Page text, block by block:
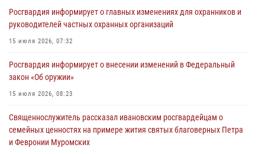
торжественных мероприятиях, посвященных празднованию Дня
Воздушно-десантных войск
02 августа 2026, 11:46
Мероприятия в рамках акции «Каникулы с Росгвардией»
продолжаются в Ивановской области
31 июля 2026, 11:08
В Ивановской области при содействии Росгвардии задержаны
подозреваемые в серии автомобильных краж
30 июля 2026, 12:41
Росгвардия информирует о главных изменениях для охранников и
руководителей частных охранных организаций
15 июля 2026, 07:32
Росгвардия информирует о внесении изменений в Федеральный
закон «Об оружии»
15 июля 2026, 08:23
Священнослужитель рассказал ивановским росгвардейцам о
семейных ценностях на примере жития святых благоверных Петра
и Февронии Муромских